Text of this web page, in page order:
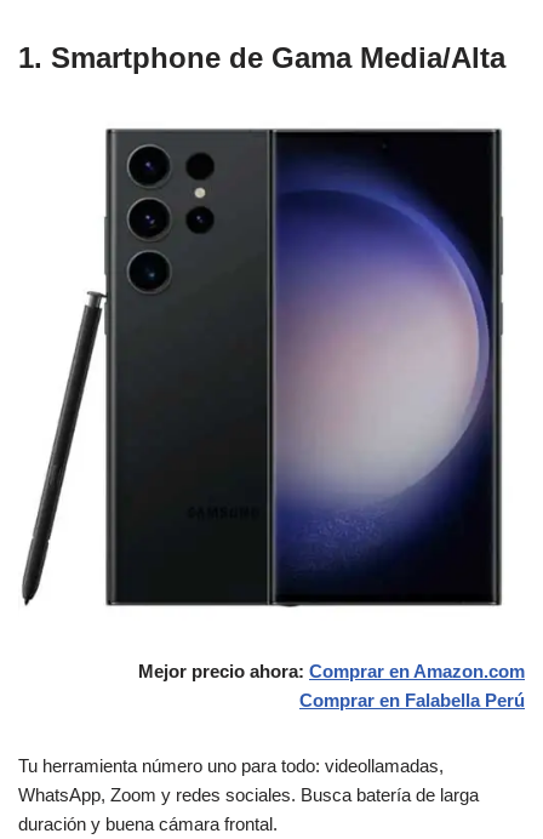
1. Smartphone de Gama Media/Alta
Mejor precio ahora: Comprar en Amazon.com
Comprar en Falabella Perú
Tu herramienta número uno para todo: videollamadas,
WhatsApp, Zoom y redes sociales. Busca batería de larga
duración y buena cámara frontal.